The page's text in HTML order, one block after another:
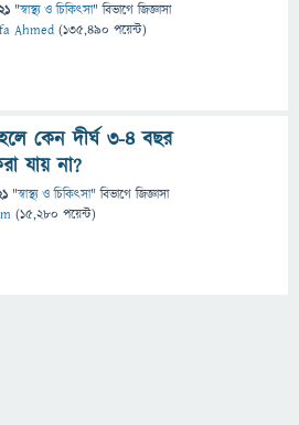
"স্বাস্থ্য ও চিকিৎসা" বিভাগে জিজ্ঞাসা
Ahmed (135,490 পয়েন্ট)
হলে কেন দীর্ঘ ৩-৪ বছর
যায় না?
"স্বাস্থ্য ও চিকিৎসা" বিভাগে জিজ্ঞাসা
(15,280 পয়েন্ট)